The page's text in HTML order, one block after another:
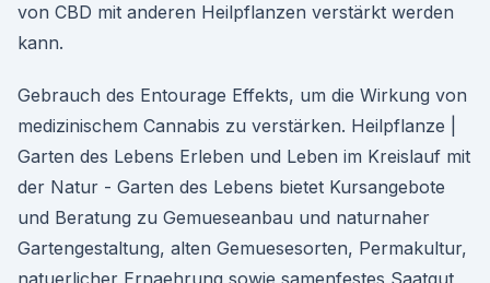
von CBD mit anderen Heilpflanzen verstärkt werden
kann.
Gebrauch des Entourage Effekts, um die Wirkung von
medizinischem Cannabis zu verstärken. Heilpflanze |
Garten des Lebens Erleben und Leben im Kreislauf mit
der Natur - Garten des Lebens bietet Kursangebote
und Beratung zu Gemueseanbau und naturnaher
Gartengestaltung, alten Gemuesesorten, Permakultur,
natuerlicher Ernaehrung sowie samenfestes Saatgut